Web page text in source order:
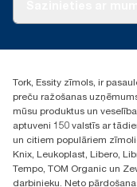
+371 29141799
Atrast izplatītāju
Ulbrokas street
Riga, Latvija
LV-1028
Tork, Essity zīmols, ir
preču ražošanas
mūsu produktus un
aptuveni 150 valstīs ar
un citiem populāriem
Knix, Leukoplast, Libero,
Tempo, TOM Organic un
darbinieku. Neto